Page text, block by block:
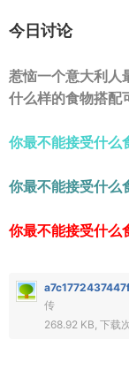
今日讨论
惹恼一个意大利人
什么样的食物搭配
你最不能接受什么
你最不能接受什么
你最不能接受什么
传
268.92 KB, 下载